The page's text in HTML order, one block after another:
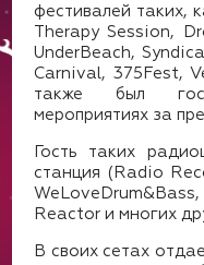
фестивалей таких,
Therapy Session,
UnderBeach,
Carnival, 375Fest,
также был
мероприятиях за
Гость таких
станция (Radio
Reactor и многих
В своих сетах